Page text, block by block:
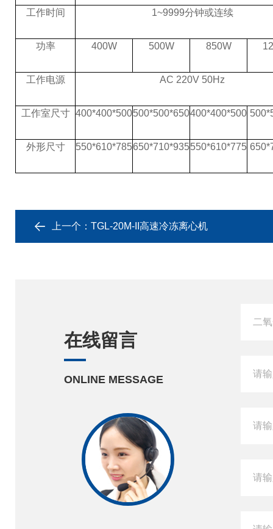
工作时间 1~9999分钟或连续
功率 400W 500W 850W
工作电源 AC 220V 50Hz
工作室尺寸 400*400*500500*500*650400*400*500
外形尺寸 550*610*785650*710*935550*610*775
上一个： TGL-20M-II高速冷冻离心机
在线留言
ONLINE MESSAGE